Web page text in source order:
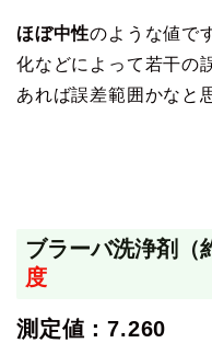
ほぼ中性のような値で
化などによって若干の
あれば誤差範囲かなと
ブラーバ洗浄剤（
度
測定値：7.260